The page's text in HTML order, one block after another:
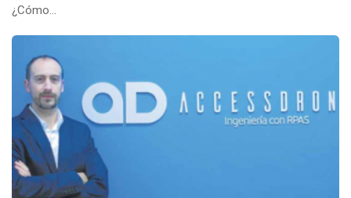
¿Cómo...